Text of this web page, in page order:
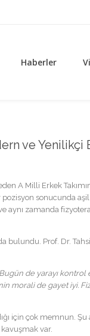
Haberler
ve Yenilikçi
A Milli Erkek
sonucunda
aynı zamanda
bulundu. Prof. Dr.
de yarayı kontrol
morali de gayet iyi.
için çok memnun. Şu
var.